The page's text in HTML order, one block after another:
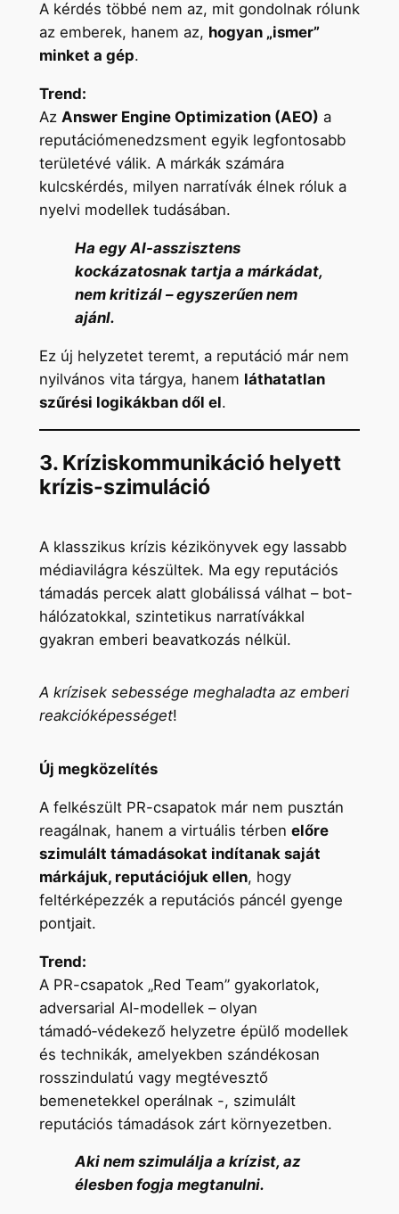
A kérdés többé nem az, mit gondolnak rólunk
az emberek, hanem az, hogyan „ismer”
minket a gép.
Trend:
Az Answer Engine Optimization (AEO) a
reputációmenedzsment egyik legfontosabb
területévé válik. A márkák számára
kulcskérdés, milyen narratívák élnek róluk a
nyelvi modellek tudásában.
Ha egy AI-asszisztens
kockázatosnak tartja a márkádat,
nem kritizál – egyszerűen nem
ajánl.
Ez új helyzetet teremt, a reputáció már nem
nyilvános vita tárgya, hanem láthatatlan
szűrési logikákban dől el.
3. Kríziskommunikáció helyett
krízis-szimuláció
A klasszikus krízis kézikönyvek egy lassabb
médiavilágra készültek. Ma egy reputációs
támadás percek alatt globálissá válhat – bot-
hálózatokkal, szintetikus narratívákkal
gyakran emberi beavatkozás nélkül.
A krízisek sebessége meghaladta az emberi
reakcióképességet!
Új megközelítés
A felkészült PR-csapatok már nem pusztán
reagálnak, hanem a virtuális térben előre
szimulált támadásokat indítanak saját
márkájuk, reputációjuk ellen, hogy
feltérképezzék a reputációs páncél gyenge
pontjait.
Trend:
A PR-csapatok „Red Team” gyakorlatok,
adversarial AI-modellek – olyan
támadó‑védekező helyzetre épülő modellek
és technikák, amelyekben szándékosan
rosszindulatú vagy megtévesztő
bemenetekkel operálnak -, szimulált
reputációs támadások zárt környezetben.
Aki nem szimulálja a krízist, az
élesben fogja megtanulni.